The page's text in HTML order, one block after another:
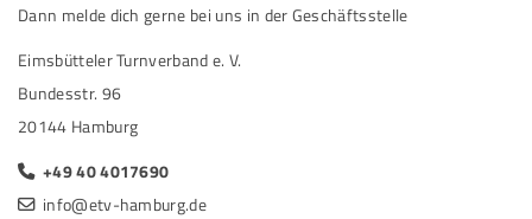
Dann melde dich gerne bei uns in der Geschäftsstelle
Eimsbütteler Turnverband e. V.
Bundesstr. 96
20144 Hamburg
+49 40 4017690
info@etv-hamburg.de